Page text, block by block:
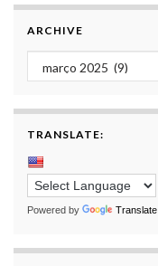
ARCHIVE
TRANSLATE:
Powered by Translate